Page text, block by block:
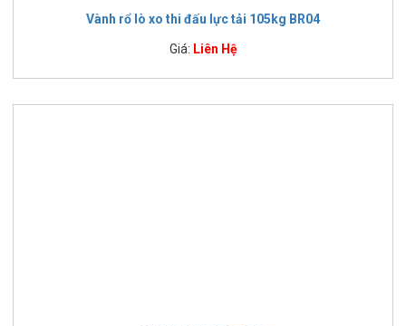
Vành rổ lò xo thi đấu lực tải 105kg BR04
Giá: Liên Hệ